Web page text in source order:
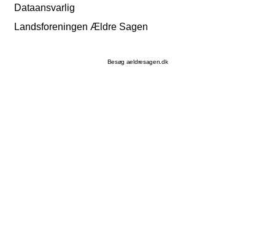
Dataansvarlig
Landsforeningen Ældre Sagen
Besøg aeldresagen.dk